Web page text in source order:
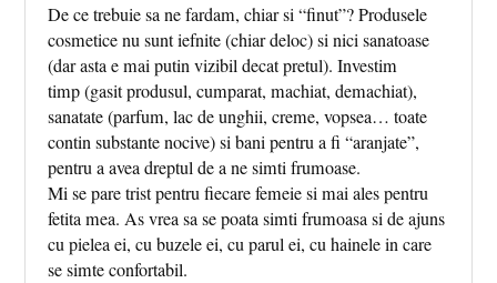
De ce trebuie sa ne fardam, chiar si “finut”? Produsele
cosmetice nu sunt iefnite (chiar deloc) si nici sanatoase
(dar asta e mai putin vizibil decat pretul). Investim
timp (gasit produsul, cumparat, machiat, demachiat),
sanatate (parfum, lac de unghii, creme, vopsea… toate
contin substante nocive) si bani pentru a fi “aranjate”,
pentru a avea dreptul de a ne simti frumoase.
Mi se pare trist pentru fiecare femeie si mai ales pentru
fetita mea. As vrea sa se poata simti frumoasa si de ajuns
cu pielea ei, cu buzele ei, cu parul ei, cu hainele in care
se simte confortabil.